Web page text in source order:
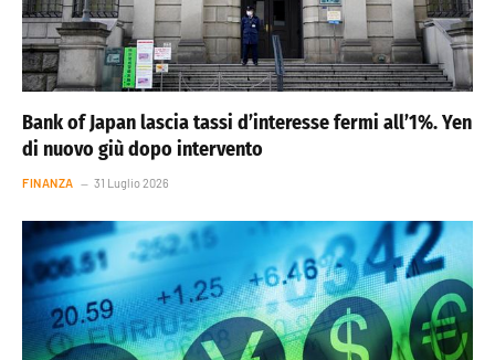
Bank of Japan lascia tassi d’interesse fermi all’1%. Yen
di nuovo giù dopo intervento
FINANZA 31 Luglio 2026